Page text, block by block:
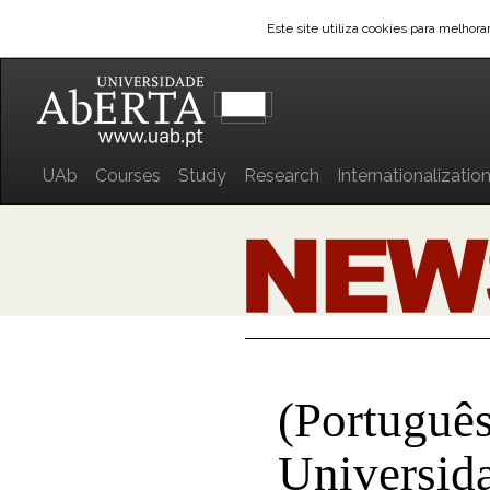
Este site utiliza cookies para
UAb Courses Study Research Internationalization